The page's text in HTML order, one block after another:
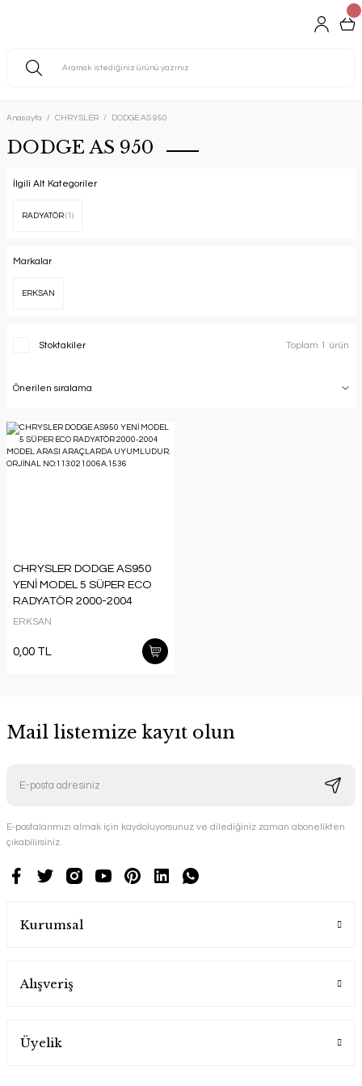
Anasayfa CHRYSLER DODGE AS 950
DODGE AS 950
İlgili Alt Kategoriler
RADYATÖR (1)
Markalar
ERKSAN
Stoktakiler Toplam 1 ürün
CHRYSLER DODGE AS950
YENİ MODEL 5 SÜPER ECO
RADYATÖR 2000-2004
MODEL ARASI ARAÇLARDA
NO:113.021.006A.1536
ERKSAN
0,00 TL
Mail listemize kayıt olun
E-postalarımızı almak için kaydoluyorsunuz ve dilediğiniz zaman abonelikten
çıkabilirsiniz.
Kurumsal
Alışveriş
Üyelik